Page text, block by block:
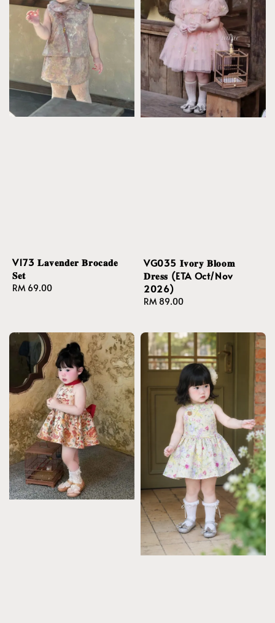
V173 𝐋𝐚𝐯𝐞𝐧𝐝𝐞𝐫 𝐁𝐫𝐨𝐜𝐚𝐝𝐞
𝐒𝐞𝐭
Regular
RM 69.00
VG035 𝐈𝐯𝐨𝐫𝐲 𝐁𝐥𝐨𝐨𝐦
𝐃𝐫𝐞𝐬𝐬 (ETA Oct/Nov
2026)
Regular
RM 89.00